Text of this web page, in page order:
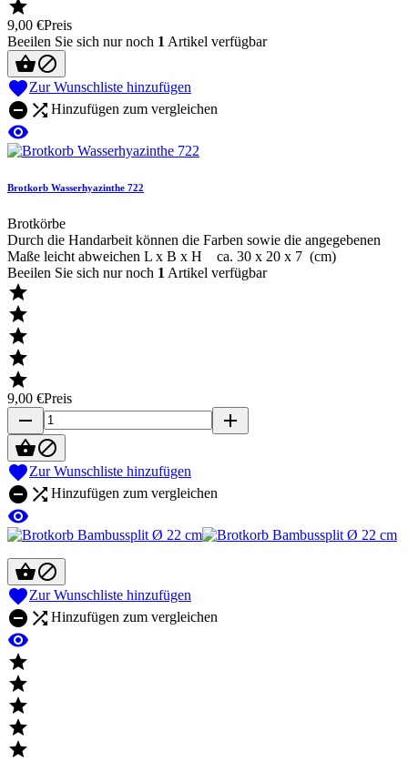

9,00 €Preis
Beeilen Sie sich nur noch 1 Artikel verfügbar

Zur Wunschliste hinzufügen
  Hinzufügen zum vergleichen

Brotkorb Wasserhyazinthe 722
Brotkörbe
Durch die Handarbeit können die Farben sowie die angegebenen
Maße leicht abweichen L x B x H ca. 30 x 20 x 7 (cm)
Beeilen Sie sich nur noch 1 Artikel verfügbar





9,00 €Preis
remove
add

Zur Wunschliste hinzufügen
  Hinzufügen zum vergleichen


Zur Wunschliste hinzufügen
  Hinzufügen zum vergleichen





